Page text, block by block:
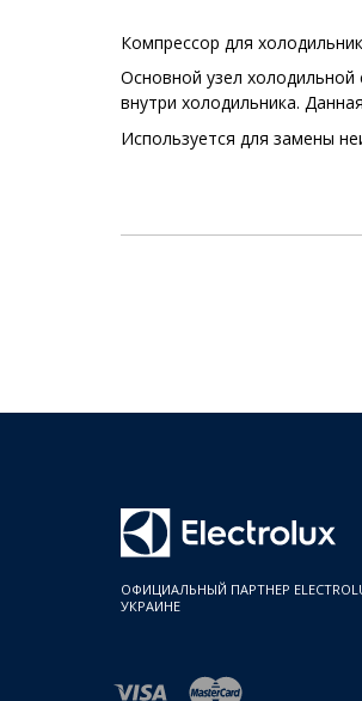
Компрессор для
Основной узел
внутри холодильника.
Используется для замены
ОФИЦИАЛЬНЫЙ ПАРТНЕР
УКРАИНЕ